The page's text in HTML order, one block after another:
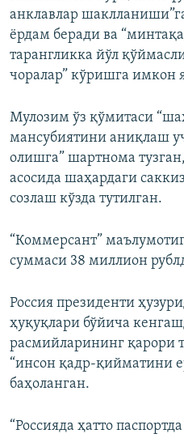
анклавлар
ёрдам беради ва
тарангликка йўл
чоралар” кўришга имкон
Мулозим ўз қўмитаси
мансубиятини аниқлаш
олишга” шартнома
асосида шаҳардаги
созлаш кўзда тутилган.
“Коммерсант”
суммаси 38 миллион
Россия президенти
ҳуқуқлари бўйича
расмийларининг қарори
“инсон қадр-қийматини
баҳоланган.
“Россияда ҳатто